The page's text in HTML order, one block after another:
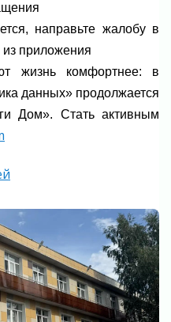
направьте жалобу в
приложения
жизнь комфортнее: в
данных» продолжается
Дом». Стать активным